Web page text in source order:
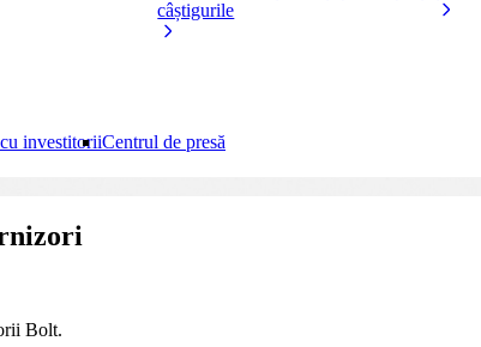
câștigurile
investitoriiCentrul de presă
Bolt.